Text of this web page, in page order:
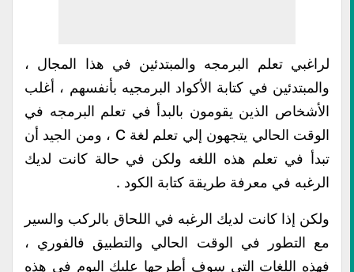
لراغبي تعلم البرمجه والمبتدئين في هذا المجال ،
والمبتدئين في كتابة الأكواد البرمجيه بأنفسهم ، أغلب
الأشخاص الذين يقومون بالبدأ في تعلم البرمجه في
الوقت الحالي يتجهون إلي تعلم لغة C ، ومن الجيد أن
تبدأ في تعلم هذه اللغه ولكن في حالة كانت لديك
الرغبه في معرفة طريقة كتابة الكود .
ولكن إذا كانت لديك الرغبه في اللحاق بالركب والسير
مع التطور في الوقت الحالي والتطبيق فالفوري ،
فهذه اللغات التي سوف أطرحها عليك اليوم في هذه